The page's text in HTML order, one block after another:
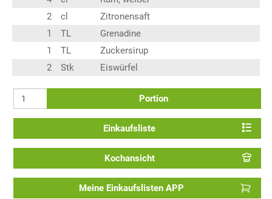
2
cl
Zitronensaft
1
TL
Grenadine
1
TL
Zuckersirup
2
Stk Eiswürfel
Portion
Einkaufsliste
Kochansicht
Meine Einkaufslisten APP